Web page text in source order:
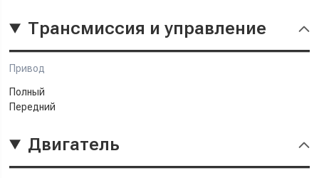
Трансмиссия и управление
Привод
Полный
Передний
Двигатель